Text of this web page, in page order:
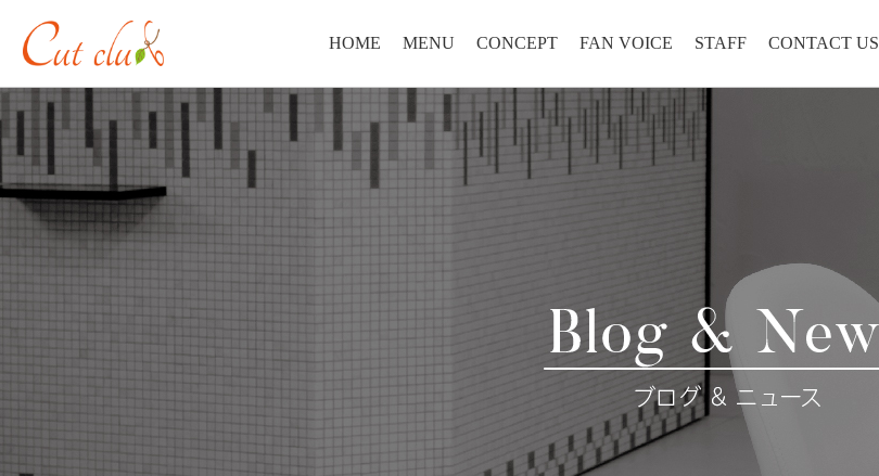
HOME MENU CONCEPT FAN VOICE STAFF CONTACT US